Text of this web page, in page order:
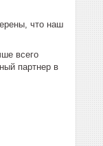
что наш
всего
партнер в